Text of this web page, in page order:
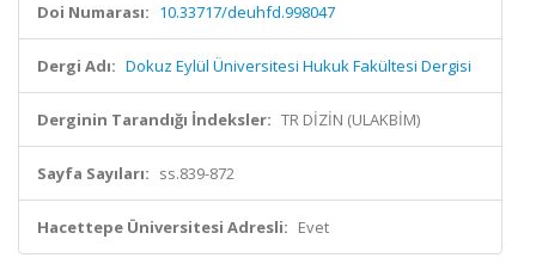
Doi Numarası: 10.33717/deuhfd.998047
Dergi Adı: Dokuz Eylül Üniversitesi Hukuk Fakültesi Dergisi
Derginin Tarandığı İndeksler: TR DİZİN (ULAKBİM)
Sayfa Sayıları: ss.839-872
Hacettepe Üniversitesi Adresli: Evet